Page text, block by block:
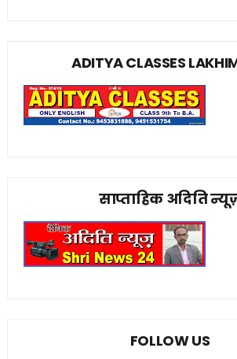
ADITYA CLASSES
साप्ताहिक अदिति
FOLLOW US